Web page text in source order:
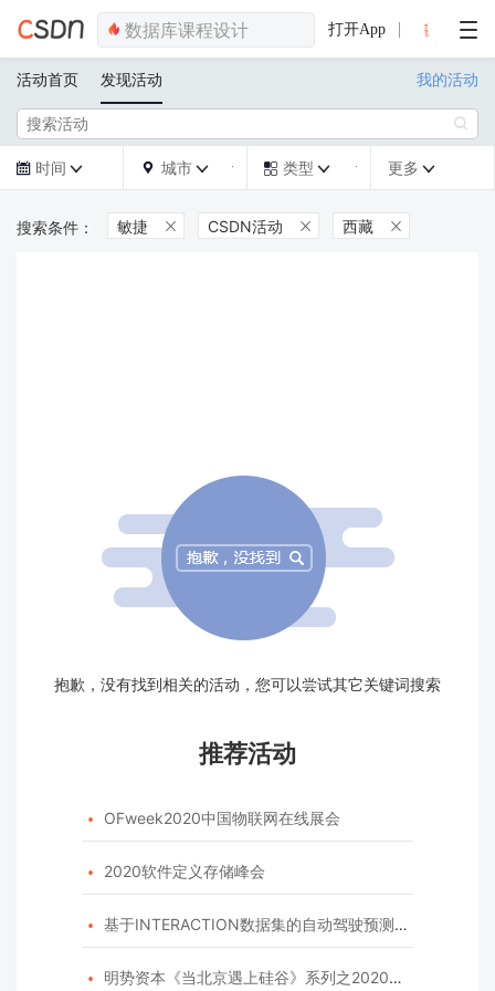
打开App
活动首页 发现活动 我的活动

 时间   城市   类型  更多 
敏捷  CSDN活动  西藏 
抱歉，没有找到相关的活动，您可以尝试其它关键词搜索
推荐活动
 OFweek2020中国物联网在线展会
 2020软件定义存储峰会
 基于INTERACTION数据集的自动驾驶预测模型挑战赛
 明势资本《当北京遇上硅谷》系列之2020年度开源峰会